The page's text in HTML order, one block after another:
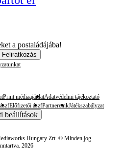
a postaládájába!
Feliratkozás
Print médiaajánlatAdatvédelmi tájékoztató
Előfizetői ászfPartnereinkJátékszabályzat
beállítások
Hungary Zrt. © Minden jog
2026